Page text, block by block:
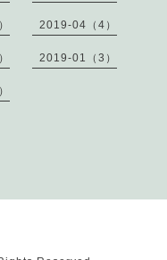
2019-04（4）
2019-01（3）